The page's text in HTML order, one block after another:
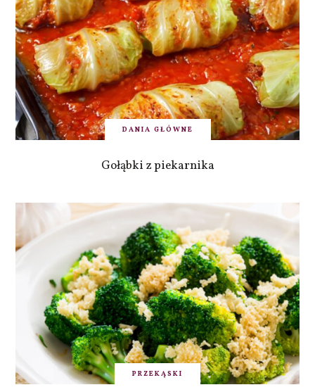
DANIA GŁÓWNE
Gołąbki z piekarnika
PRZEKĄSKI